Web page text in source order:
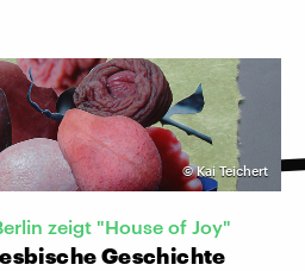
©Kai Teichert
zeigt "House of Joy"
Geschichte